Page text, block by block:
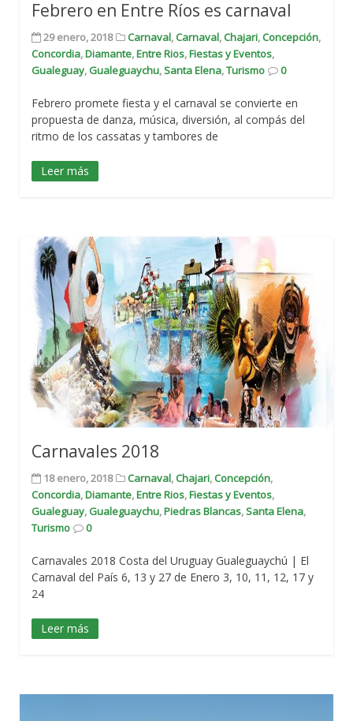
Febrero en Entre Ríos es carnaval
29 enero, 2018 Carnaval,Carnaval,Chajari,Concepción,
Concordia,Diamante,Entre Rios,Fiestas y Eventos,
Gualeguay, Gualeguaychu,Santa Elena,Turismo 0
Febrero promete fiesta y el carnaval se convierte en
propuesta de danza, música, diversión, al compás del
ritmo de los cassatas y tambores de
Leer más
Carnavales 2018
18 enero, 2018 Carnaval,Chajari,Concepción,
Concordia,Diamante,Entre Rios,Fiestas y Eventos,
Gualeguay, Gualeguaychu,Piedras Blancas,Santa Elena,
Turismo
0
Carnavales 2018 Costa del Uruguay Gualeguaychú | El
Carnaval del País 6, 13 y 27 de Enero 3, 10, 11, 12, 17 y
24
Leer más